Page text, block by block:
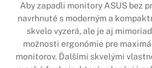
Aby zapadli monitory ASUS bez
navrhnuté s moderným a
skvelo vyzerá, ale je aj
možnosti ergonómie pre
monitorov. Ďalšími skvelými